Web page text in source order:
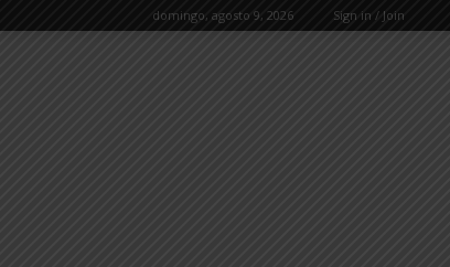
domingo, agosto 9, 2026 Sign in / Join